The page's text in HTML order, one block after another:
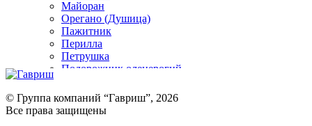
Майоран
Орегано (Душица)
Пажитник
Перилла
Петрушка
Подорожник оленерогий
Ревень
Рукола
Рута
© Группа компаний “Гавриш”, 2026
Все права защищены